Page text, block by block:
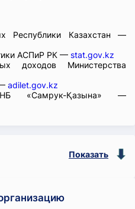
Республики Казахстан —
АСПиР РК — stat.gov.kz
доходов Министерства
adilet.gov.kz
«Самрук-Қазына» —
Показать